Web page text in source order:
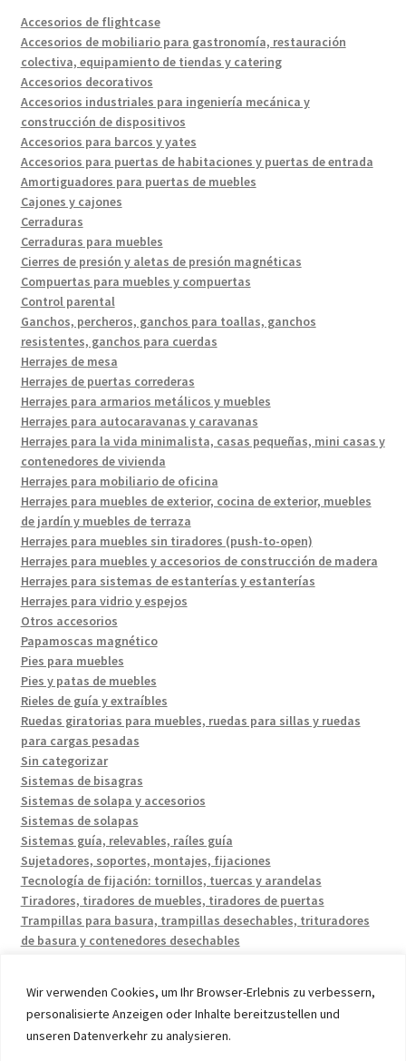
Wir verwenden Cookies, um Ihr Browser-Erlebnis zu verbessern,
personalisierte Anzeigen oder Inhalte bereitzustellen und
unseren Datenverkehr zu analysieren.
Accesorios de flightcase
Accesorios de mobiliario para gastronomía, restauración
colectiva, equipamiento de tiendas y catering
Accesorios decorativos
Accesorios industriales para ingeniería mecánica y
construcción de dispositivos
Accesorios para barcos y yates
Accesorios para puertas de habitaciones y puertas de entrada
Amortiguadores para puertas de muebles
Cajones y cajones
Cerraduras
Cerraduras para muebles
Cierres de presión y aletas de presión magnéticas
Compuertas para muebles y compuertas
Control parental
Ganchos, percheros, ganchos para toallas, ganchos
resistentes, ganchos para cuerdas
Herrajes de mesa
Herrajes de puertas correderas
Herrajes para armarios metálicos y muebles
Herrajes para autocaravanas y caravanas
Herrajes para la vida minimalista, casas pequeñas, mini casas y
contenedores de vivienda
Herrajes para mobiliario de oficina
Herrajes para muebles de exterior, cocina de exterior, muebles
de jardín y muebles de terraza
Herrajes para muebles sin tiradores (push-to-open)
Herrajes para muebles y accesorios de construcción de madera
Herrajes para sistemas de estanterías y estanterías
Herrajes para vidrio y espejos
Otros accesorios
Papamoscas magnético
Pies para muebles
Pies y patas de muebles
Rieles de guía y extraíbles
Ruedas giratorias para muebles, ruedas para sillas y ruedas
para cargas pesadas
Sin categorizar
Sistemas de bisagras
Sistemas de solapa y accesorios
Sistemas de solapas
Sistemas guía, relevables, raíles guía
Sujetadores, soportes, montajes, fijaciones
Tecnología de fijación: tornillos, tuercas y arandelas
Tiradores, tiradores de muebles, tiradores de puertas
Trampillas para basura, trampillas desechables, trituradores
de basura y contenedores desechables